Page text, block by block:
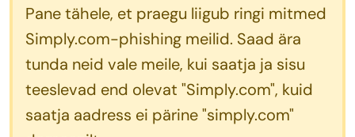
Pane tähele, et praegu liigub ringi mitmed
Simply.com-phishing meilid. Saad ära
tunda neid vale meile, kui saatja ja sisu
teeslevad end olevat "Simply.com", kuid
saatja aadress ei pärine "simply.com"